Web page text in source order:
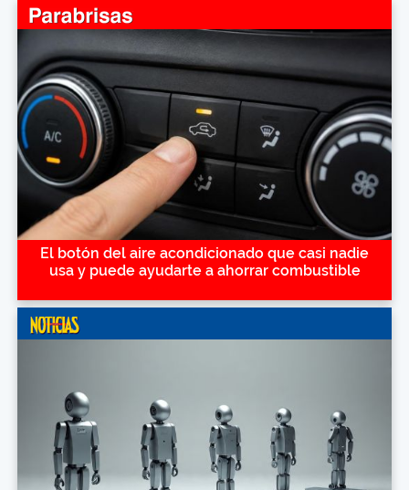
El botón del aire acondicionado que casi nadie
usa y puede ayudarte a ahorrar combustible